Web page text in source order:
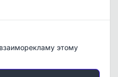
этому